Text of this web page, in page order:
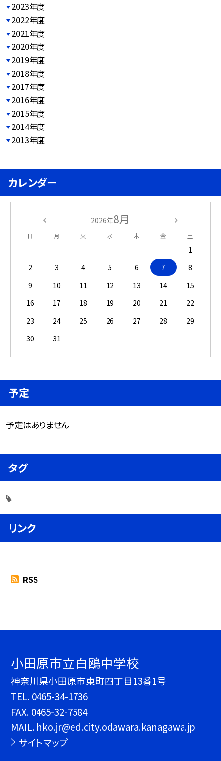
2023年度
2022年度
2021年度
2020年度
2019年度
2018年度
2017年度
2016年度
2015年度
2014年度
2013年度
カレンダー
2026年8月
日 月 火 水 木 金 土
1
2
3 4 5 6 7
8
9
10 11 12 13 14
15
16
17 18 19 20 21
22
23
24 25 26 27 28
29
30
31
予定
予定はありません
タグ
リンク
RSS
小田原市立白鴎中学校
神奈川県小田原市東町四丁目13番1号
TEL. 0465-34-1736
FAX. 0465-32-7584
MAIL. hko.jr@ed.city.odawara.kanagawa.jp
サイトマップ